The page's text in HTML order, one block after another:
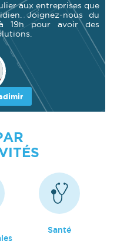
aux entreprises que
Joignez-nous du
19h pour avoir des
Santé